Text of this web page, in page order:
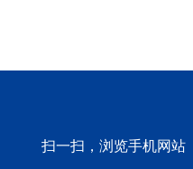
扫一扫，浏览手机网站